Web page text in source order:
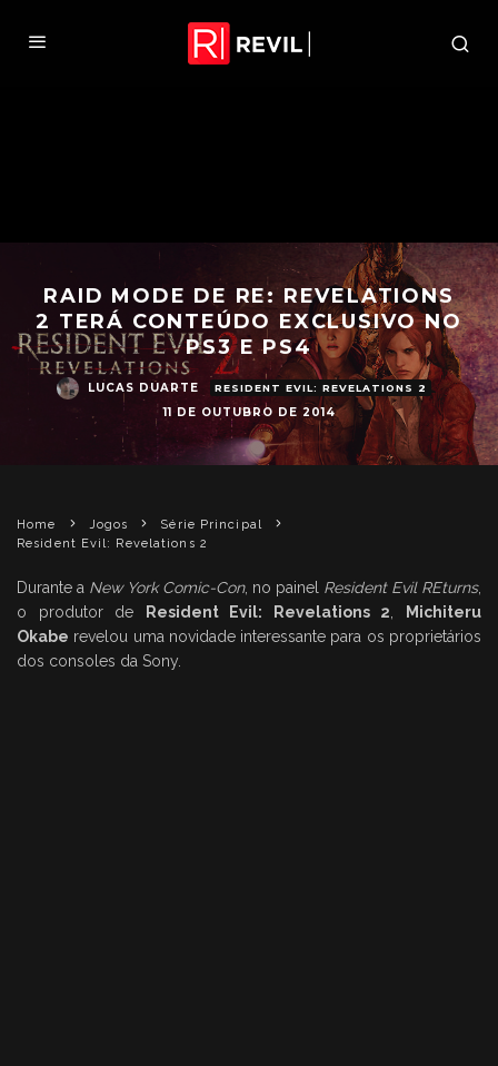
RAID MODE DE RE: REVELATIONS
2 TERÁ CONTEÚDO EXCLUSIVO NO
PS3 E PS4
LUCAS DUARTE RESIDENT EVIL: REVELATIONS 2
11 DE OUTUBRO DE 2014
Home Jogos
Série Principal
Resident Evil: Revelations 2
Durante a New York Comic-Con, no painel Resident Evil REturns,
o produtor de
Resident Evil: Revelations 2
Michiteru
Okabe revelou uma novidade interessante para os proprietários
dos consoles da Sony.